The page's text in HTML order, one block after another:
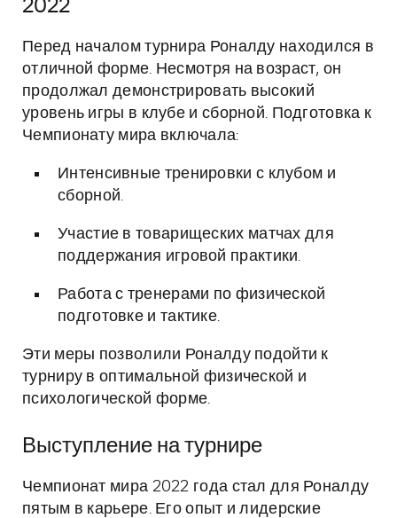
2022
Перед началом турнира Роналду находился в
отличной форме. Несмотря на возраст, он
продолжал демонстрировать высокий
уровень игры в клубе и сборной. Подготовка к
Чемпионату мира включала:
Интенсивные тренировки с клубом и
сборной.
Участие в товарищеских матчах для
поддержания игровой практики.
Работа с тренерами по физической
подготовке и тактике.
Эти меры позволили Роналду подойти к
турниру в оптимальной физической и
психологической форме.
Выступление на турнире
Чемпионат мира 2022 года стал для Роналду
пятым в карьере. Его опыт и лидерские